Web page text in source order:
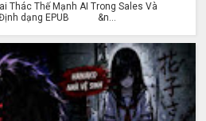
Thác Thế Mạnh AI Trong Sales Và
dạng EPUB &n...